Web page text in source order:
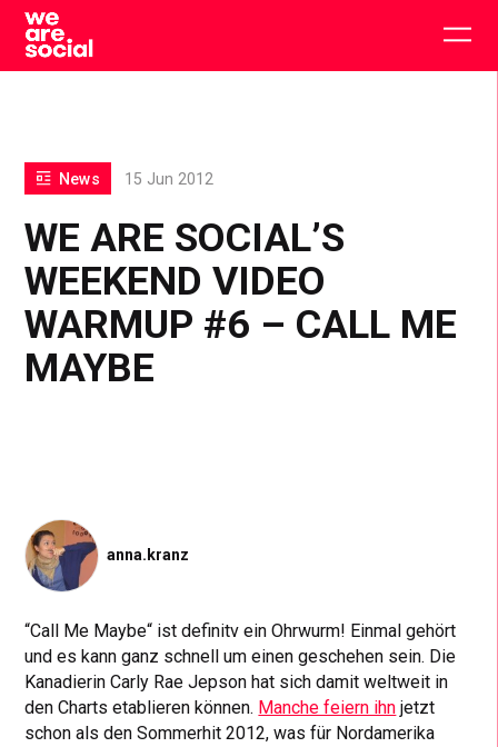
Skip
content
WE ARE SOCIAL’S
WEEKEND VIDEO
WARMUP #6 – CALL ME
MAYBE
News 15 Jun 2012
anna.kranz
“Call Me Maybe“ ist definitv ein Ohrwurm! Einmal gehört
und es kann ganz schnell um einen geschehen sein. Die
Kanadierin Carly Rae Jepson hat sich damit weltweit in
den Charts etablieren können. Manche feiern ihn jetzt
schon als den Sommerhit 2012, was für Nordamerika